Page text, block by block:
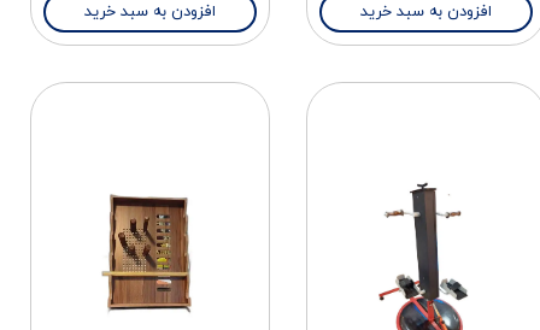
افزودن به سبد خرید افزودن به سبد خرید